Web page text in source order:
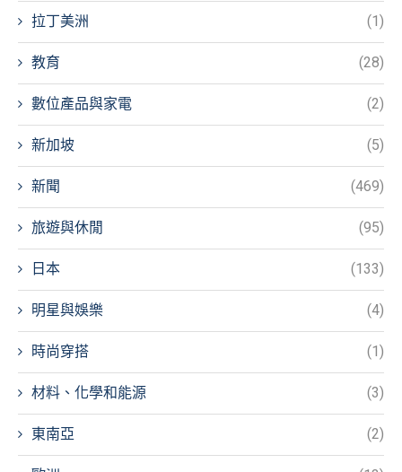
拉丁美洲 (1)
教育 (28)
數位產品與家電 (2)
新加坡 (5)
新聞 (469)
旅遊與休閒 (95)
日本 (133)
明星與娛樂 (4)
時尚穿搭 (1)
材料、化學和能源 (3)
東南亞 (2)